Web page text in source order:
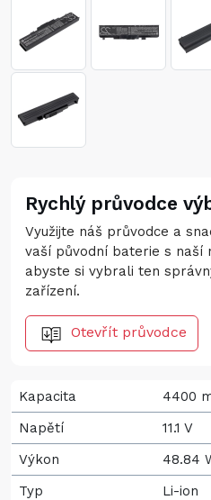
Rychlý průvodce
Využijte náš průvodce a
vaší původní baterie s naší
abyste si vybrali ten
zařízení.
Otevřít průvodce
Kapacita
4400
Napětí
11.1 V
Výkon
48.84
Typ
Li-ion